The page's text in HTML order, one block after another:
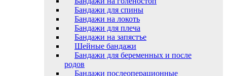
Бандажи для спины
Бандажи на локоть
Бандажи для плеча
Бандажи на запястъе
Шейные бандажи
Бандажи для беременных и после
родов
Бандажи послеоперационные